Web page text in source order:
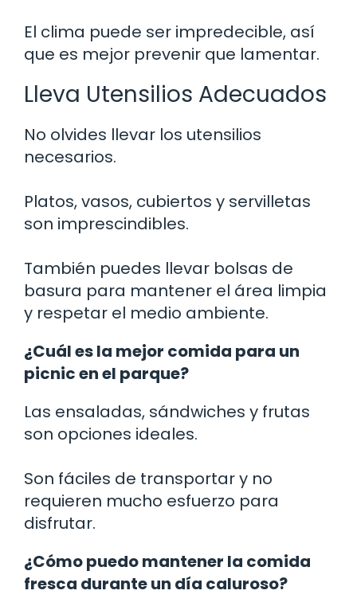
El clima puede ser impredecible, así
que es mejor prevenir que lamentar.
Lleva Utensilios Adecuados
No olvides llevar los utensilios
necesarios.
Platos, vasos, cubiertos y servilletas
son imprescindibles.
También puedes llevar bolsas de
basura para mantener el área limpia
y respetar el medio ambiente.
¿Cuál es la mejor comida para un
picnic en el parque?
Las ensaladas, sándwiches y frutas
son opciones ideales.
Son fáciles de transportar y no
requieren mucho esfuerzo para
disfrutar.
¿Cómo puedo mantener la comida
fresca durante un día caluroso?